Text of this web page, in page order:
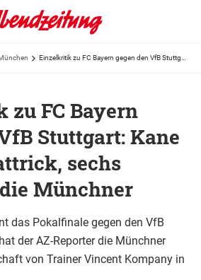
FC Bayern
Stuttgart: Kane
sechs
Münchner
das Pokalfinale gegen den VfB
der AZ-Reporter die Münchner
von Trainer Vincent Kompany in